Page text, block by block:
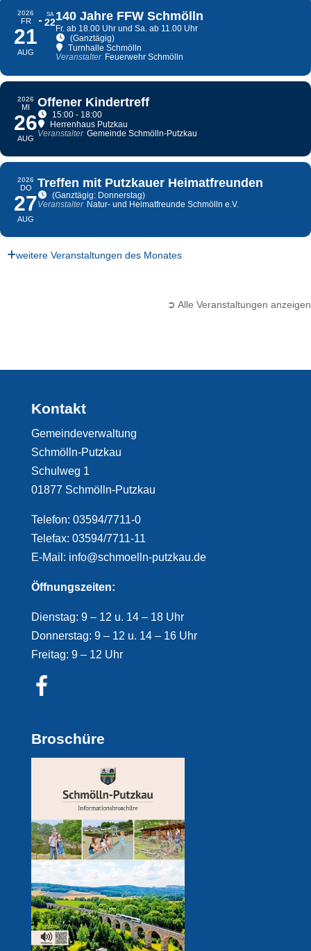
2026
FR
21
AUG
SA
22140 Jahre FFW Schmölln
Fr. ab 18.00 Uhr und Sa. ab 11.00 Uhr
(Ganztägig)
Turnhalle Schmölln
Veranstalter Feuerwehr Schmölln
2026
MI
26
AUG
Offener Kindertreff
15:00 - 18:00
Herrenhaus Putzkau
Veranstalter Gemeinde Schmölln-Putzkau
2026
DO
27
AUG
Treffen mit Putzkauer Heimatfreunden
(Ganztägig: Donnerstag)
Veranstalter Natur- und Heimatfreunde Schmölln e.V.
weitere Veranstaltungen des Monates
➲ Alle Veranstaltungen anzeigen
Kontakt
Gemeindeverwaltung
Schmölln-Putzkau
Schulweg 1
01877 Schmölln-Putzkau
Telefon: 03594/7711-0
Telefax: 03594/7711-11
E-Mail: info@schmoelln-putzkau.de
Öffnungszeiten:
Dienstag: 9 – 12 u. 14 – 18 Uhr
Donnerstag: 9 – 12 u. 14 – 16 Uhr
Freitag: 9 – 12 Uhr
Broschüre